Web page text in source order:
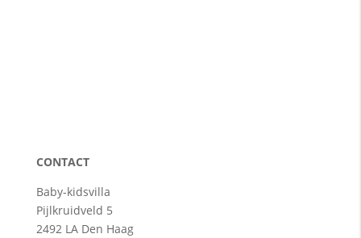
CONTACT
Baby-kidsvilla
Pijlkruidveld 5
2492 LA Den Haag